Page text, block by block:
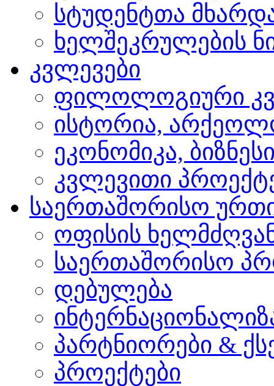
სტუდენტთა
ხელშეკრულების
კვლევები
ფილოლოგიური
ისტორია,
ეკონომიკა,
კვლევითი
საერთაშორისო
ოფისის
საერთაშორისო
დებულება
პარტნიორები &
პროექტები